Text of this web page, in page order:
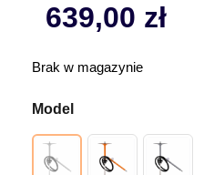
639,00 zł
Brak w magazynie